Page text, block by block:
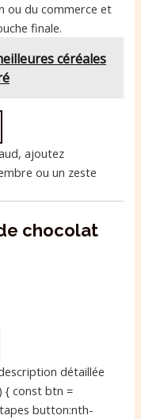
ou du commerce et
finale.
céréales
ajoutez
ou un zeste
chocolat
détaillée
{ const btn =
button:nth-